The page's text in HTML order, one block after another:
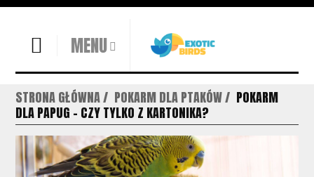
MENU
STRONA GŁÓWNA POKARM DLA PTAKÓW
POKARM
DLA PAPUG – CZY TYLKO Z KARTONIKA?